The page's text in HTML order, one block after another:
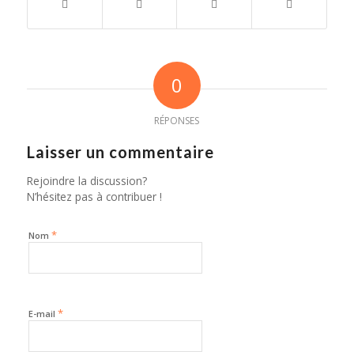
0
RÉPONSES
Laisser un commentaire
Rejoindre la discussion?
N’hésitez pas à contribuer !
Nom *
E-mail *